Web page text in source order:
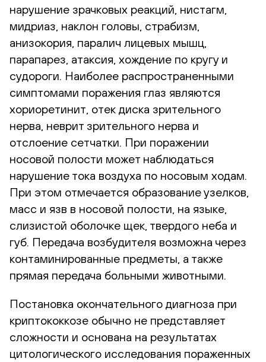
нарушение зрачковых реакций, нистагм,
мидриаз, наклон головы, страбизм,
анизокория, паралич лицевых мышц,
парапарез, атаксия, хождение по кругу и
судороги. Наиболее распространенными
симптомами поражения глаз являются
хориоретинит, отек диска зрительного
нерва, неврит зрительного нерва и
отслоение сетчатки. При поражении
носовой полости может наблюдаться
нарушение тока воздуха по носовым ходам.
При этом отмечается образование узелков,
масс и язв в носовой полости, на языке,
слизистой оболочке щек, твердого неба и
губ. Передача возбудителя возможна через
контаминированные предметы, а также
прямая передача больными животными.
Постановка окончательного диагноза при
криптококкозе обычно не представляет
сложности и основана на результатах
цитологического исследования пораженных